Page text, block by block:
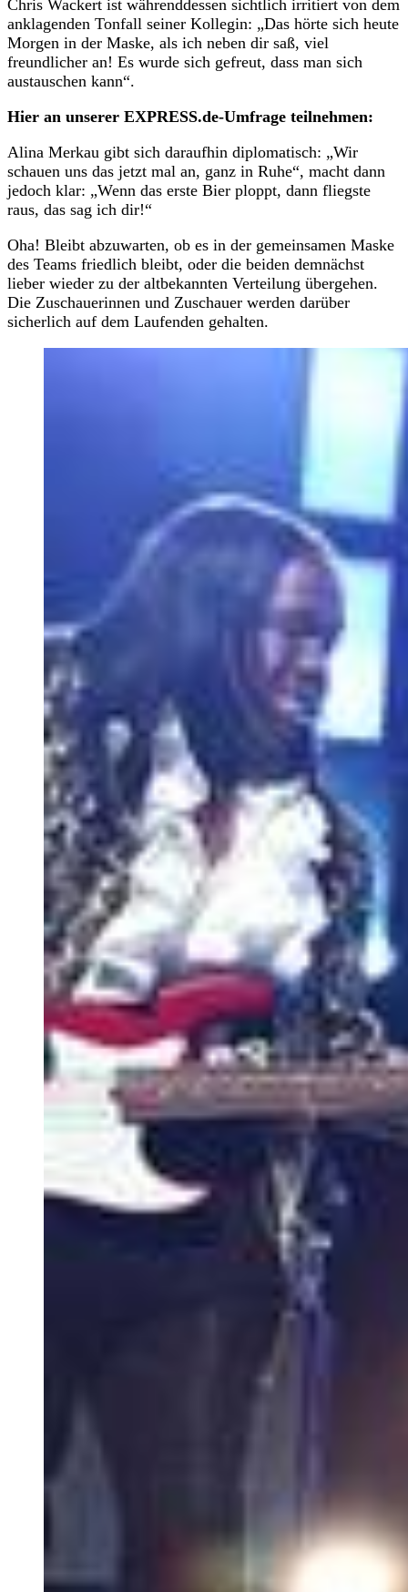
Chris Wackert ist währenddessen sichtlich irritiert von dem
anklagenden Tonfall seiner Kollegin: „Das hörte sich heute
Morgen in der Maske, als ich neben dir saß, viel
freundlicher an! Es wurde sich gefreut, dass man sich
austauschen kann“.
Hier an unserer EXPRESS.de-Umfrage teilnehmen:
Alina Merkau gibt sich daraufhin diplomatisch: „Wir
schauen uns das jetzt mal an, ganz in Ruhe“, macht dann
jedoch klar: „Wenn das erste Bier ploppt, dann fliegste
raus, das sag ich dir!“
Oha! Bleibt abzuwarten, ob es in der gemeinsamen Maske
des Teams friedlich bleibt, oder die beiden demnächst
lieber wieder zu der altbekannten Verteilung übergehen.
Die Zuschauerinnen und Zuschauer werden darüber
sicherlich auf dem Laufenden gehalten.